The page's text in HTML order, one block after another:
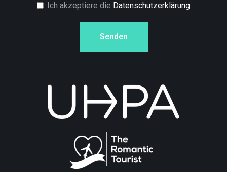
Ich akzeptiere die Datenschutzerklärung
Senden